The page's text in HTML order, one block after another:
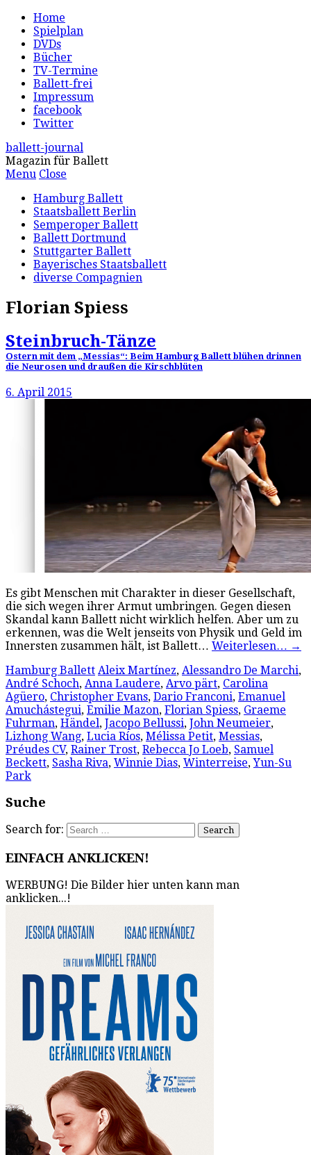
Home
Spielplan
DVDs
Bücher
TV-Termine
Ballett-frei
Impressum
facebook
Twitter
ballett-journal
Magazin für Ballett
Menu Close
Hamburg Ballett
Staatsballett Berlin
Semperoper Ballett
Ballett Dortmund
Stuttgarter Ballett
Bayerisches Staatsballett
diverse Compagnien
Florian Spiess
Steinbruch-Tänze
Ostern mit dem „Messias“: Beim Hamburg Ballett blühen drinnen
die Neurosen und draußen die Kirschblüten
6. April 2015
Es gibt Menschen mit Charakter in dieser Gesellschaft,
die sich wegen ihrer Armut umbringen. Gegen diesen
Skandal kann Ballett nicht wirklich helfen. Aber um zu
erkennen, was die Welt jenseits von Physik und Geld im
Innersten zusammen hält, ist Ballett… Weiterlesen… →
Hamburg Ballett Aleix Martínez, Alessandro De Marchi,
André Schoch, Anna Laudere, Arvo pärt, Carolina
Agüero, Christopher Evans, Dario Franconi, Emanuel
Amuchástegui, Emilie Mazon, Florian Spiess, Graeme
Fuhrman, Händel, Jacopo Bellussi, John Neumeier,
Lizhong Wang, Lucia Ríos, Mélissa Petit, Messias,
Préudes CV, Rainer Trost, Rebecca Jo Loeb, Samuel
Beckett, Sasha Riva, Winnie Dias, Winterreise,Yun-Su
Park
Suche
Search for:
EINFACH ANKLICKEN!
WERBUNG! Die Bilder hier unten kann man
anklicken...!